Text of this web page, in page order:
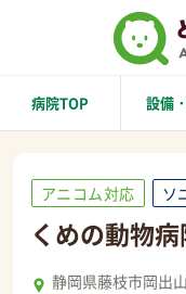
病院TOP 設備
アニコム対応 ソ
くめの動物
静岡県藤枝市岡出